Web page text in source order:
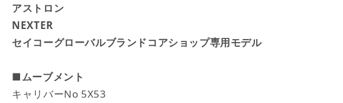
アストロン
NEXTER
セイコーグローバルブランドコアショップ専用モデル
■ムーブメント
キャリバーNo 5X53